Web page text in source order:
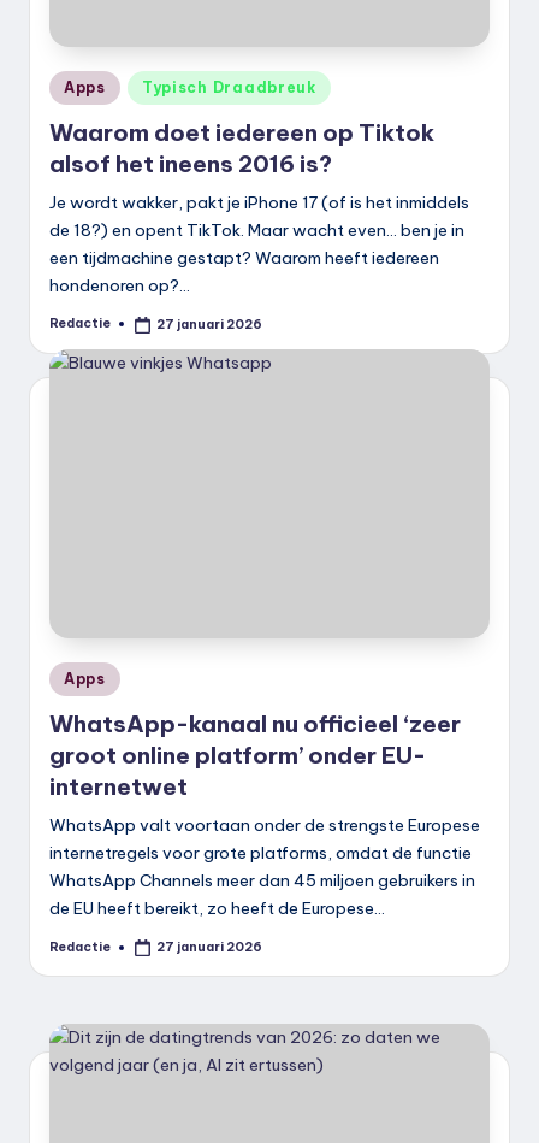
Geplaatst
in
Apps Typisch Draadbreuk
Waarom doet iedereen op Tiktok
alsof het ineens 2016 is?
Je wordt wakker, pakt je iPhone 17 (of is het inmiddels
de 18?) en opent TikTok. Maar wacht even… ben je in
een tijdmachine gestapt? Waarom heeft iedereen
hondenoren op?…
Geplaatst
Redactie 27 januari 2026
Geplaatst
in
Apps
WhatsApp-kanaal nu officieel ‘zeer
groot online platform’ onder EU-
internetwet
WhatsApp valt voortaan onder de strengste Europese
internetregels voor grote platforms, omdat de functie
WhatsApp Channels meer dan 45 miljoen gebruikers in
de EU heeft bereikt, zo heeft de Europese…
Geplaatst
Redactie 27 januari 2026